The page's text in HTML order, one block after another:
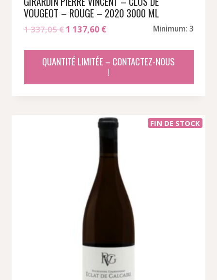
VOUGEOT – ROUGE – 2020 3000 ML
1 337,05€Le
initial
était :
337,05 €.
1 137,60 €Le
est :
137,60 €.
Minimum: 3
QUANTITÉ LIMITÉE – CONTACTEZ-NOUS
!
FIN DE STOCK